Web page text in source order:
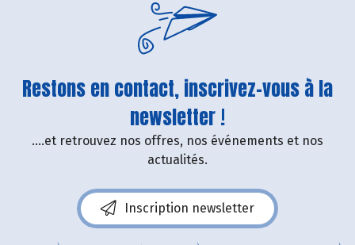
Restons en contact, inscrivez-vous à la
newsletter !
....et retrouvez nos offres, nos événements et nos
actualités.
Inscription newsletter